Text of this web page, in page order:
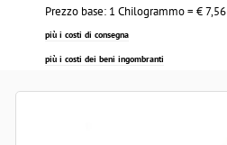
Prezzo base: 1 Chilogrammo = €7,56
più i costi di consegna
più i costi dei beni ingombranti